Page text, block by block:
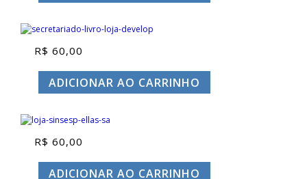
R$ 60,00
ADICIONAR AO CARRINHO
R$ 60,00
ADICIONAR AO CARRINHO